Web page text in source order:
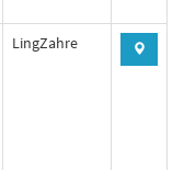
LingZahre